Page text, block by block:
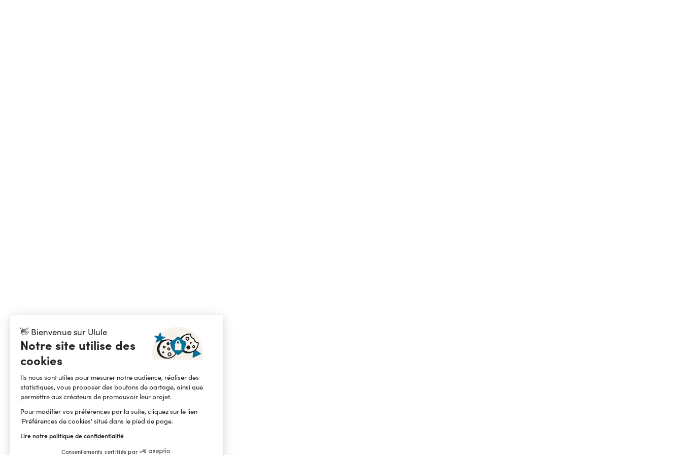
👋 Bienvenue sur Ulule
Notre site utilise des
cookies
Ils nous sont utiles pour mesurer notre audience, réaliser des
statistiques, vous proposer des boutons de partage, ainsi que
permettre aux créateurs de promouvoir leur projet.
Pour modifier vos préférences par la suite, cliquez sur le lien
'Préférences de cookies' situé dans le pied de page.
Lire notre politique de confidentialité
Consentements certifiés par